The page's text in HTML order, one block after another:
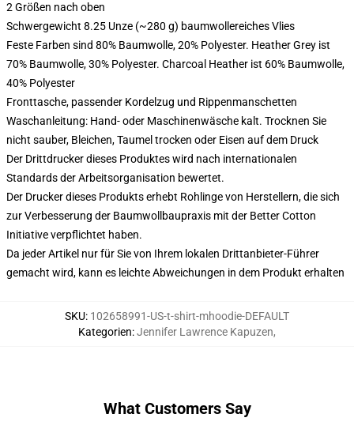
2 Größen nach oben
Schwergewicht 8.25 Unze (~280 g) baumwollereiches Vlies
Feste Farben sind 80% Baumwolle, 20% Polyester. Heather Grey ist
70% Baumwolle, 30% Polyester. Charcoal Heather ist 60% Baumwolle,
40% Polyester
Fronttasche, passender Kordelzug und Rippenmanschetten
Waschanleitung: Hand- oder Maschinenwäsche kalt. Trocknen Sie
nicht sauber, Bleichen, Taumel trocken oder Eisen auf dem Druck
Der Drittdrucker dieses Produktes wird nach internationalen
Standards der Arbeitsorganisation bewertet.
Der Drucker dieses Produkts erhebt Rohlinge von Herstellern, die sich
zur Verbesserung der Baumwollbaupraxis mit der Better Cotton
Initiative verpflichtet haben.
Da jeder Artikel nur für Sie von Ihrem lokalen Drittanbieter-Führer
gemacht wird, kann es leichte Abweichungen in dem Produkt erhalten
SKU: 102658991-US-t-shirt-mhoodie-DEFAULT
Kategorien:Jennifer Lawrence Kapuzen,
What Customers Say